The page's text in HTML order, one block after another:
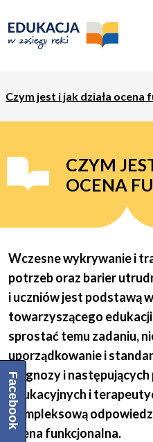
Czym jest i jak działa ocena
CZYM
OCENA
Wczesne wykrywanie i
potrzeb oraz barier
i uczniów jest podstawą
towarzyszącego
sprostać temu zadaniu,
uporządkowanie i
diagnozy i następujących
edukacyjnych i
Kompleksową
ocena funkcjonalna.
Facebook